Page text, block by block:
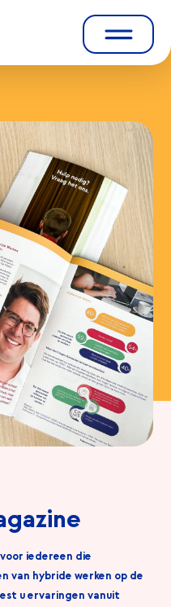
iedereen die
van hybride werken op de
u ervaringen vanuit